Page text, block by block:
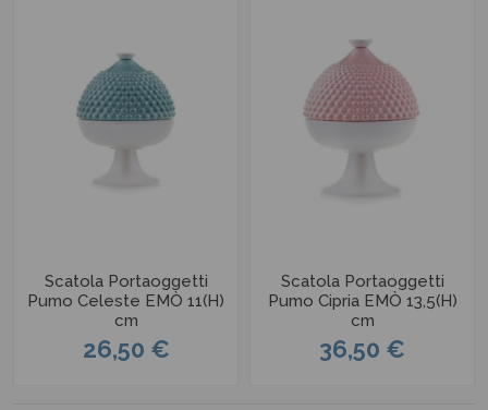
Scatola Portaoggetti
Pumo Celeste EMÒ 11(H)
cm
26,50 €
Scatola Portaoggetti
Pumo Cipria EMÒ 13,5(H)
cm
36,50 €